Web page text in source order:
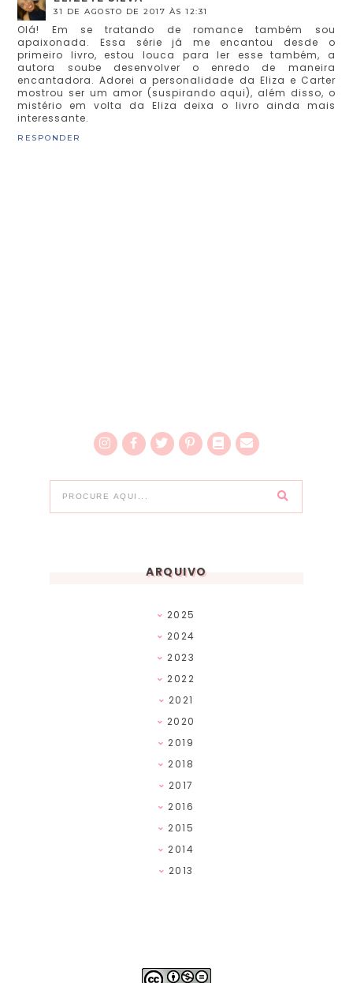
31 DE AGOSTO DE 2017 ÀS 12:31
Olá! Em se tratando de romance também sou
apaixonada. Essa série já me encantou desde o
primeiro livro, estou louca para ler esse também, a
autora soube desenvolver o enredo de maneira
encantadora. Adorei a personalidade da Eliza e Carter
mostrou ser um amor (suspirando aqui), além disso, o
mistério em volta da Eliza deixa o livro ainda mais
interessante.
RESPONDER
ARQUIVO
2025
2024
2023
2022
2021
2020
2019
2018
2017
2016
2015
2014
2013